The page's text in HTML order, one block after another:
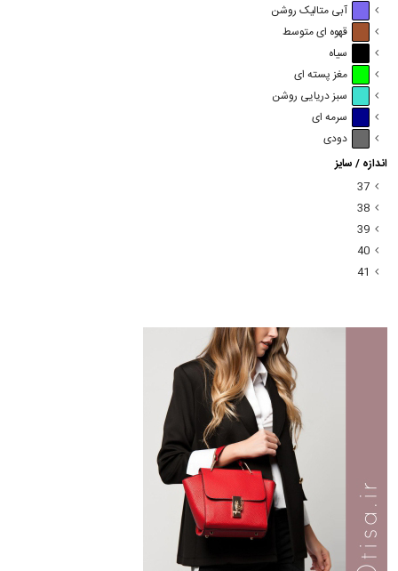
آبی متالیک روشن
قهوه ای متوسط
سیاه
مغز پسته ای
سبز دریایی روشن
سرمه ای
دودی
اندازه / سایز
37
38
39
40
41